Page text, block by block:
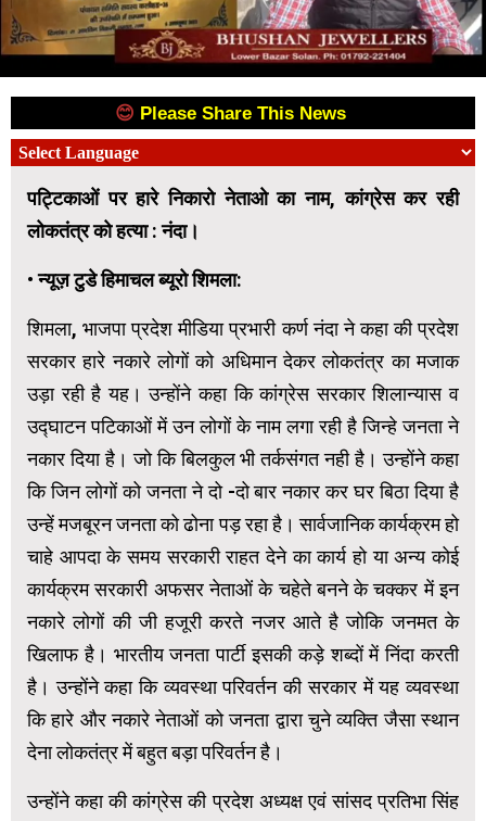
😊 Please Share This News
पट्टिकाओं पर हारे निकारो नेताओ का नाम, कांग्रेस कर रही
लोकतंत्र को हत्या : नंदा।
•न्यूज़ टुडे हिमाचल ब्यूरो शिमला:
शिमला, भाजपा प्रदेश मीडिया प्रभारी कर्ण नंदा ने कहा की प्रदेश
सरकार हारे नकारे लोगों को अधिमान देकर लोकतंत्र का मजाक
उड़ा रही है यह। उन्होंने कहा कि कांग्रेस सरकार शिलान्यास व
उद्घाटन पटिकाओं में उन लोगों के नाम लगा रही है जिन्हे जनता ने
नकार दिया है। जो कि बिलकुल भी तर्कसंगत नही है। उन्होंने कहा
कि जिन लोगों को जनता ने दो -दो बार नकार कर घर बिठा दिया है
उन्हें मजबूरन जनता को ढोना पड़ रहा है। सार्वजानिक कार्यक्रम हो
चाहे आपदा के समय सरकारी राहत देने का कार्य हो या अन्य कोई
कार्यक्रम सरकारी अफसर नेताओं के चहेते बनने के चक्कर में इन
नकारे लोगों की जी हजूरी करते नजर आते है जोकि जनमत के
खिलाफ है। भारतीय जनता पार्टी इसकी कड़े शब्दों में निंदा करती
है। उन्होंने कहा कि व्यवस्था परिवर्तन की सरकार में यह व्यवस्था
कि हारे और नकारे नेताओं को जनता द्वारा चुने व्यक्ति जैसा स्थान
देना लोकतंत्र में बहुत बड़ा परिवर्तन है।
उन्होंने कहा की कांग्रेस की प्रदेश अध्यक्ष एवं सांसद प्रतिभा सिंह